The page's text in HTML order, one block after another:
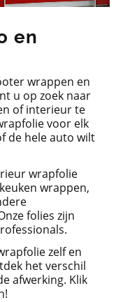
en
wrappen en
u op zoek naar
of interieur te
voor elk
de hele auto wilt
wrapfolie
wrappen,
folies zijn
zelf en
het verschil
afwerking. Klik